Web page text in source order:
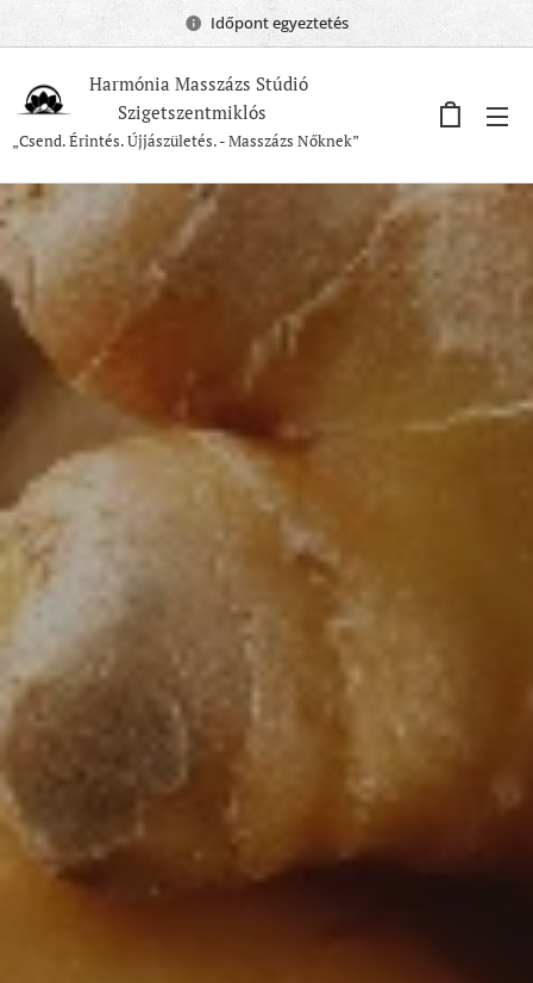
Időpont egyeztetés
Harmónia Masszázs Stúdió
Szigetszentmiklós
„Csend. Érintés. Újjászületés. - Masszázs Nőknek”